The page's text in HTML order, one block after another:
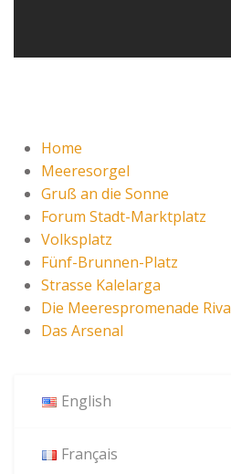
Home
Meeresorgel
Gruß an die Sonne
Forum Stadt-Marktplatz
Volksplatz
Fünf-Brunnen-Platz
Strasse Kalelarga
Die Meerespromenade Riva
Das Arsenal
English
Français